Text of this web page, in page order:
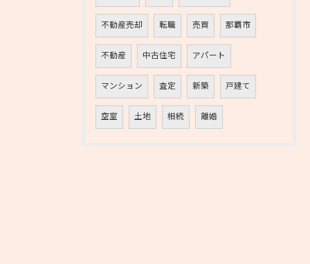
不動産売却 転職 売買 那覇市
不動産 中古住宅 アパート
マンション 査定 新築 戸建て
空室 土地 相続 離婚